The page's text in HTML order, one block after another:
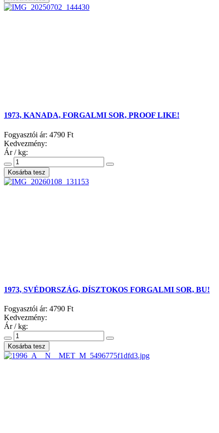
1973, KANADA, FORGALMI SOR, PROOF LIKE!
Fogyasztói ár: 4790 Ft
Kedvezmény:
Ár / kg:
1973, SVÉDORSZÁG, DÍSZTOKOS FORGALMI SOR, BU!
Fogyasztói ár: 4790 Ft
Kedvezmény:
Ár / kg: